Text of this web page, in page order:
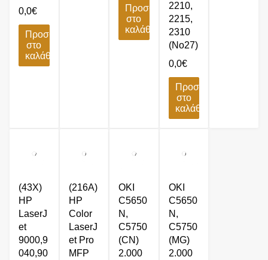
0,0€
Προσθήκη
στο
καλάθι
Προσθήκη
στο
καλάθι
2210,
2215,
2310
(No27)
0,0€
Προσθήκη
στο
καλάθι
(43X)
HP
LaserJ
et
9000,9
040,90
(216A)
HP
Color
LaserJ
et Pro
MFP
OKI
C5650
N,
C5750
(CN)
2.000
OKI
C5650
N,
C5750
(MG)
2.000